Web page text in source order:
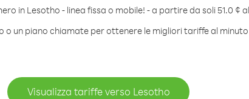
in Lesotho - linea fissa o mobile! - a partire da soli 51.0 ¢
un piano chiamate per ottenere le migliori tariffe al
Visualizza tariffe verso Lesotho